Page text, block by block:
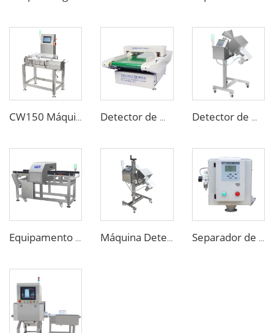
CW150 Máquina Classificadora de Peso Dinâmico Online para Indústria Alimentícia Detector de Metal de Agulhas para Roupas em Lingeries, Meias e Calçados Embalados Detector de Metal para Medicamentos Farmacêuticos em Comprimidos, Cápsulas e Pílulas
Equipamento de Detecção de Metais para a Indústria de Processamento de Alimentos Máquina Detectora de Metal para Comprimidos e Pílulas Farmacêuticas Separador de Metais Sensível para Queda Livre de Alimentos para Grânulos e Flakes Plásticos